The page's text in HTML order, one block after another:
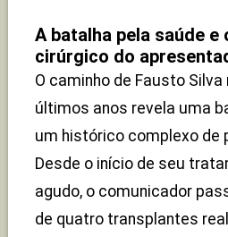
A batalha pela saúde
cirúrgico do
O caminho de Fausto
últimos anos revela uma
um histórico complexo de
Desde o início de seu
agudo, o comunicador
de quatro transplantes